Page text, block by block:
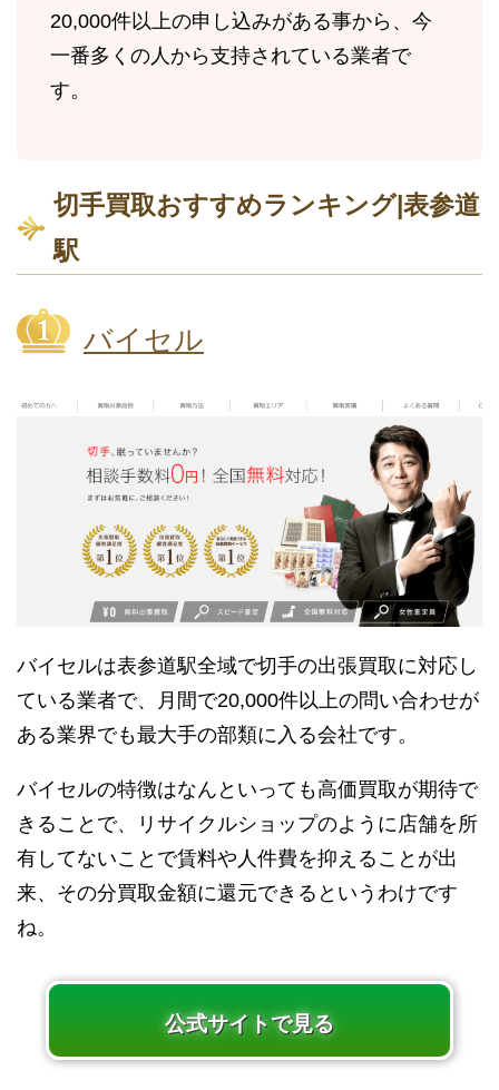
20,000件以上の申し込みがある事から、今
一番多くの人から支持されている業者で
す。
切手買取おすすめランキング|表参道
駅
バイセル
バイセルは表参道駅全域で切手の出張買取に対応し
ている業者で、月間で20,000件以上の問い合わせが
ある業界でも最大手の部類に入る会社です。
バイセルの特徴はなんといっても高価買取が期待で
きることで、リサイクルショップのように店舗を所
有してないことで賃料や人件費を抑えることが出
来、その分買取金額に還元できるというわけです
ね。
公式サイトで見る